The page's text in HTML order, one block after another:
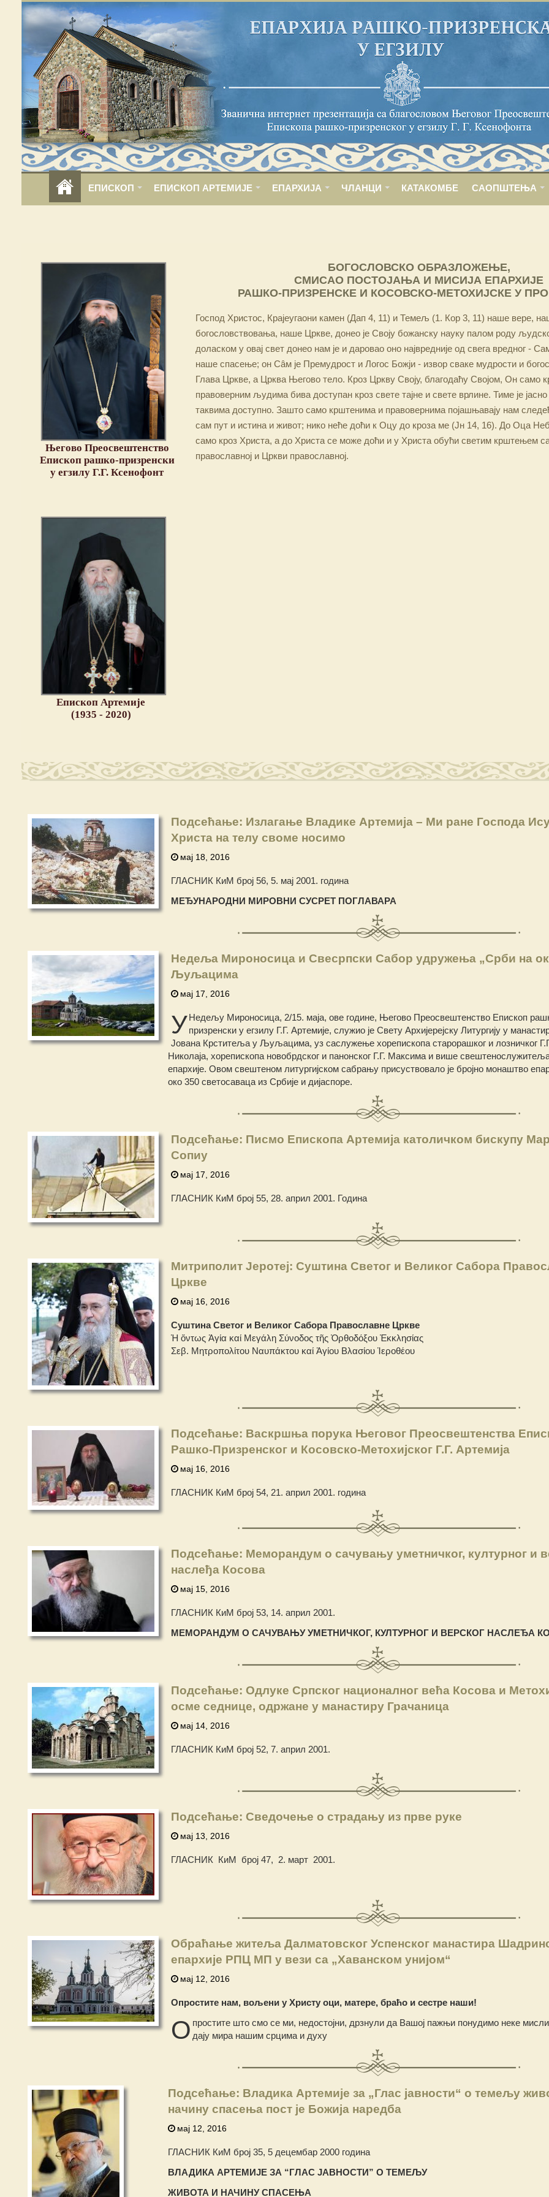
ЕПИСКОП ЕПИСКОП АРТЕМИЈЕ ЕПАРХИЈА ЧЛАНЦИ КАТАКОМБЕ САОПШТЕЊА
Његово Преосвештенство
Епископ рашко-призренски
у егзилу Г.Г. Ксенофонт
БОГОСЛОВСКО ОБРАЗЛОЖЕЊЕ,
СМИСАО ПОСТОЈАЊА И МИСИЈА ЕПАРХИЈЕ
РАШКО-ПРИЗРЕНСКЕ И КОСОВСКО-МЕТОХИЈСКЕ У
Господ Христос, Крајеугаони камен (Дап 4, 11) и Темељ (1. Кор 3, 11) наше вере,
богословствовања, наше Цркве, донео је Своју божанску науку палом роду
доласком у овај свет донео нам је и даровао оно највредније од свега вредног -
наше спасење; он Сâм је Премудрост и Логос Божји - извор сваке мудрости и
Глава Цркве, а Црква Његово тело. Кроз Цркву Своју, благодаћу Својом, Он само
правоверним људима бива доступан кроз свете тајне и свете врлине. Тиме је
таквима доступно. Зашто само крштенима и правовернима појашњавају нам
сам пут и истина и живот; нико неће доћи к Оцу до кроза ме (Јн 14, 16). До Оца
само кроз Христа, а до Христа се може доћи и у Христа обући светим крштењем
православној и Цркви православној.
Епископ Артемије
(1935 - 2020)
Подсећање: Излагање Владике Артемија – Ми ране Господа
Христа на телу своме носимо
мај 18, 2016
ГЛАСНИК КиМ број 56, 5. мај 2001. година
МЕЂУНАРОДНИ МИРОВНИ СУСРЕТ ПОГЛАВАРА
Недеља Мироносица и Свесрпски Сабор удружења „Срби на
Љуљацима
мај 17, 2016
У Недељу Мироносица, 2/15. маја, ове године, Његово Преосвештенство Епископ
призренски у егзилу Г.Г. Артемије, служио је Свету Архијерејску Литургију у
Јована Крститеља у Љуљацима, уз саслужење хорепископа старорашког и лозничког
Николаја, хорепископа новобрдског и панонског Г.Г. Максима и више
епархије. Овом свештеном литургијском сабрању присуствовало је бројно монаштво
око 350 светосаваца из Србије и дијаспоре.
Подсећање: Писмо Епископа Артемија католичком бискупу
Сопиу
мај 17, 2016
ГЛАСНИК КиМ број 55, 28. април 2001. Година
Митриполит Јеротеј: Суштина Светог и Великог Сабора
Цркве
мај 16, 2016
Суштина Светог и Великог Сабора Православне Цркве
Ἡ ὄντως Ἁγία καί Μεγάλη Σύνοδος τῆς Ὀρθοδόξου Ἐκκλησίας
Σεβ. Μητροπολίτου Ναυπάκτου καί Ἁγίου Βλασίου Ἱεροθέου
Подсећање: Васкршња порука Његовог Преосвештенства
Рашко-Призренског и Косовско-Метохијског Г.Г. Артемија
мај 16, 2016
ГЛАСНИК КиМ број 54, 21. април 2001. година
Подсећање: Меморандум о сачувању уметничког, културног и
наслеђа Косова
мај 15, 2016
ГЛАСНИК КиМ број 53, 14. април 2001.
МЕМОРАНДУМ О САЧУВАЊУ УМЕТНИЧКОГ, КУЛТУРНОГ И ВЕРСКОГ НАСЛЕЂА
Подсећање: Одлуке Српског националног већа Косова и
осме седнице, одржане у манастиру Грачаница
мај 14, 2016
ГЛАСНИК КиМ број 52, 7. април 2001.
Подсећање: Сведочење о страдању из прве руке
мај 13, 2016
ГЛАСНИК КиМ број 47, 2. март 2001.
Обраћање житеља Далматовског Успенског манастира
епархије РПЦ МП у вези са „Хаванском унијом“
мај 12, 2016
Опростите нам, вољени у Христу оци, матере, браћо и сестре наши!
О простите што смо се ми, недостојни, дрзнули да Вашој пажњи понудимо неке
дају мира нашим срцима и духу
Подсећање: Владика Артемије за „Глас јавности“ о темељу
начину спасења пост је Божија наредба
мај 12, 2016
ГЛАСНИК КиМ број 35, 5 децембар 2000 година
ВЛАДИКА АРТЕМИЈЕ ЗА “ГЛАС ЈАВНОСТИ” О ТЕМЕЉУ
ЖИВОТА И НАЧИНУ СПАСЕЊА